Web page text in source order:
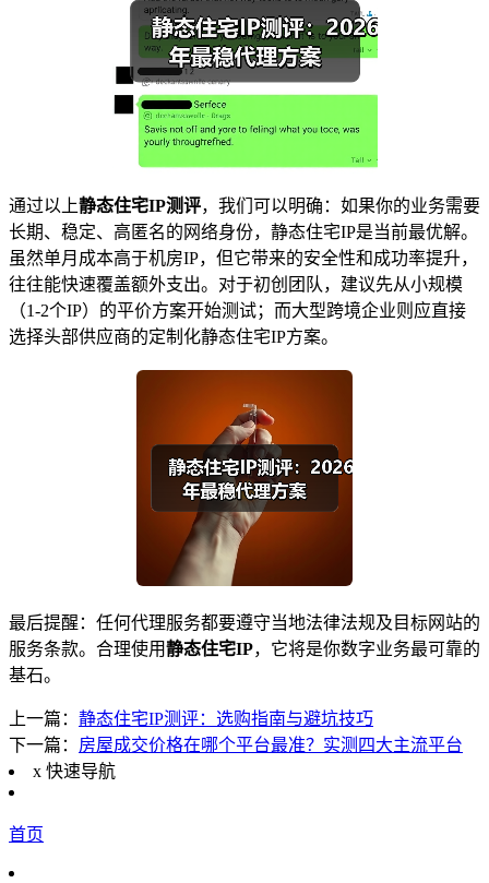
通过以上静态住宅IP测评，我们可以明确：如果你的业务需要
长期、稳定、高匿名的网络身份，静态住宅IP是当前最优解。
虽然单月成本高于机房IP，但它带来的安全性和成功率提升，
往往能快速覆盖额外支出。对于初创团队，建议先从小规模
（1-2个IP）的平价方案开始测试；而大型跨境企业则应直接
选择头部供应商的定制化静态住宅IP方案。
最后提醒：任何代理服务都要遵守当地法律法规及目标网站的
服务条款。合理使用静态住宅IP，它将是你数字业务最可靠的
基石。
上一篇： 静态住宅IP测评：选购指南与避坑技巧
下一篇： 房屋成交价格在哪个平台最准？实测四大主流平台
x 快速导航
首页